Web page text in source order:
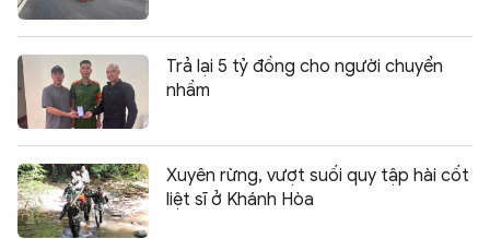
Trả lại 5 tỷ đồng cho người chuyển
nhầm
Xuyên rừng, vượt suối quy tập hài cốt
liệt sĩ ở Khánh Hòa